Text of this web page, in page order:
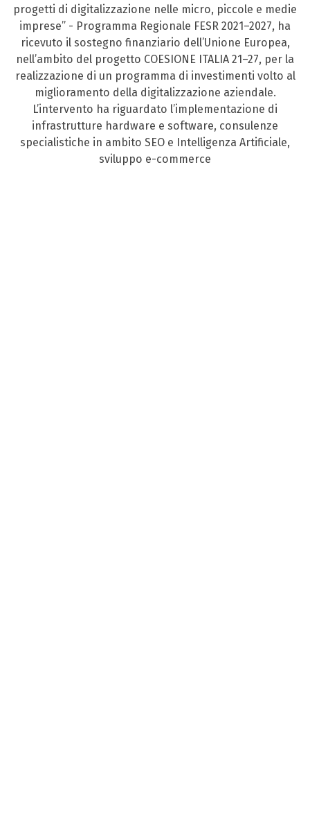
progetti di digitalizzazione nelle micro, piccole e medie
imprese” - Programma Regionale FESR 2021–2027, ha
ricevuto il sostegno finanziario dell’Unione Europea,
nell’ambito del progetto COESIONE ITALIA 21–27, per la
realizzazione di un programma di investimenti volto al
miglioramento della digitalizzazione aziendale.
L’intervento ha riguardato l’implementazione di
infrastrutture hardware e software, consulenze
specialistiche in ambito SEO e Intelligenza Artificiale,
sviluppo e-commerce